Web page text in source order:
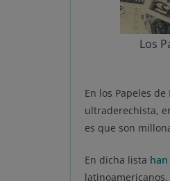
Los
En los Papeles
ultraderechista,
es que son
En dicha lista